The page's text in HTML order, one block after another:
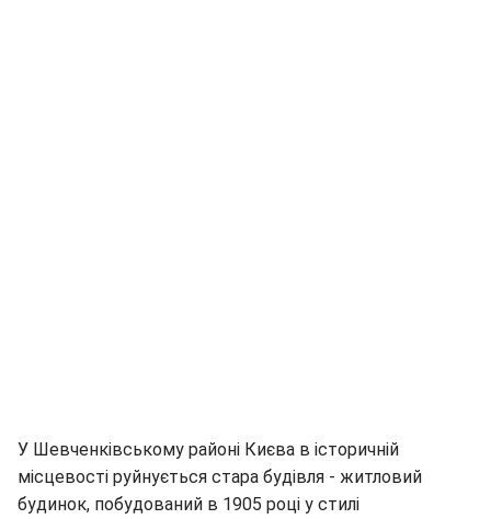
У Шевченківському районі Києва в історичній
місцевості руйнується стара будівля - житловий
будинок, побудований в 1905 році у стилі